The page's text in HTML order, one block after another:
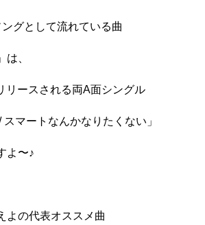
グとして流れている曲
は、
リースされる両A面シングル
スマートなんかなりたくない」
よ〜♪
よの代表オススメ曲